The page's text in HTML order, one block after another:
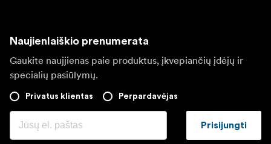
Naujienlaiškio prenumerata
Gaukite naujjienas paie produktus, įkvepiančių įdėjų ir
specialių pasiūlymų.
Privatus klientas Perpardavėjas
Prisijungti